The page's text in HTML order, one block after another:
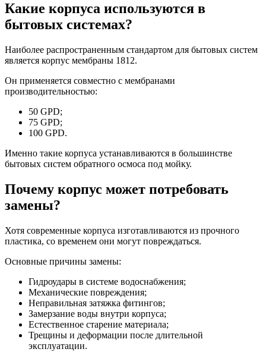
Какие корпуса используются в
бытовых системах?
Наиболее распространенным стандартом для бытовых систем
является корпус мембраны 1812.
Он применяется совместно с мембранами
производительностью:
50 GPD;
75 GPD;
100 GPD.
Именно такие корпуса устанавливаются в большинстве
бытовых систем обратного осмоса под мойку.
Почему корпус может потребовать
замены?
Хотя современные корпуса изготавливаются из прочного
пластика, со временем они могут повреждаться.
Основные причины замены:
Гидроудары в системе водоснабжения;
Механические повреждения;
Неправильная затяжка фитингов;
Замерзание воды внутри корпуса;
Естественное старение материала;
Трещины и деформации после длительной
эксплуатации.